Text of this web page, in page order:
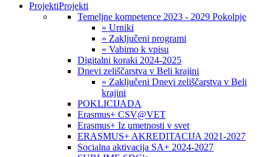
ProjektiProjekti
Temeljne kompetence 2023 - 2029 Pokolpje
» Urniki
» Zaključeni programi
» Vabimo k vpisu
Digitalni koraki 2024-2025
Dnevi zeliščarstva v Beli krajini
» Zaključeni Dnevi zeliščarstva v Beli
krajini
POKLICIJADA
Erasmus+ CSV@VET
Erasmus+ Iz umetnosti v svet
ERASMUS+ AKREDITACIJA 2021-2027
Socialna aktivacija SA+ 2024-2027